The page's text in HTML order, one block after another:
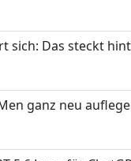
sich: Das steckt
ganz neu